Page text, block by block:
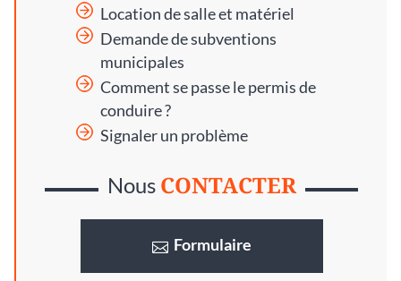
Location de salle et matériel
Demande de subventions
municipales
Comment se passe le permis de
conduire ?
Signaler un problème
Nous CONTACTER
Formulaire